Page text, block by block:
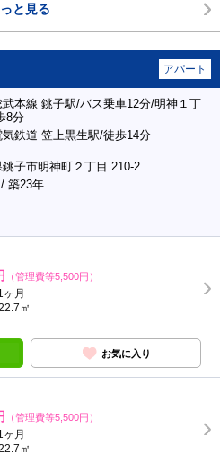
と見る
アパート
武本線 銚子駅/バス乗車12分/明神１丁
8分
気鉄道 笠上黒生駅/徒歩14分
子市明神町２丁目 210-2
築23年
（管理費等5,500円）
月
㎡
お気に入り
（管理費等5,500円）
月
㎡